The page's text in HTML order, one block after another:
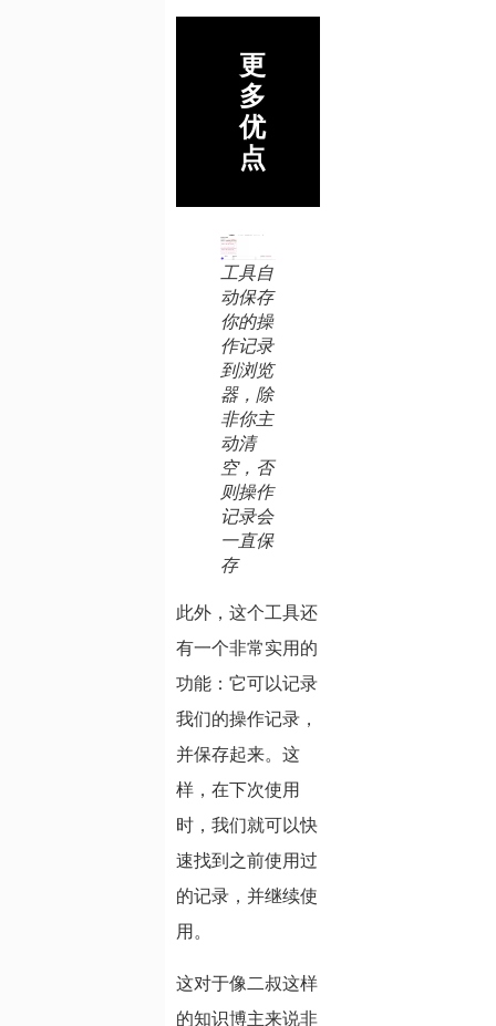
更
多
优
点
工具自
动保存
你的操
作记录
到浏览
器，除
非你主
动清
空，否
则操作
记录会
一直保
存
此外，这个工具还
有一个非常实用的
功能：它可以记录
我们的操作记录，
并保存起来。这
样，在下次使用
时，我们就可以快
速找到之前使用过
的记录，并继续使
用。
这对于像二叔这样
的知识博主来说非